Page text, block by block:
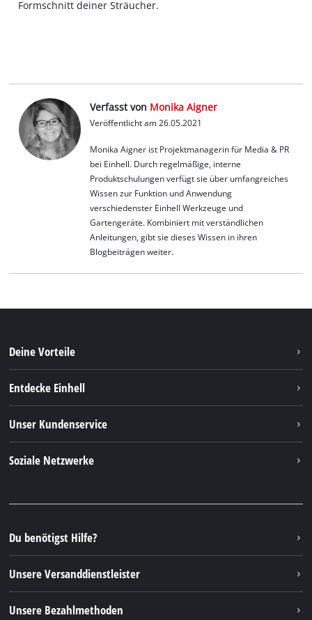
Formschnitt deiner Sträucher.
Verfasst von Monika Aigner
Veröffentlicht am 26.05.2021
Monika Aigner ist Projektmanagerin für Media & PR
bei Einhell. Durch regelmäßige, interne
Produktschulungen verfügt sie über umfangreiches
Wissen zur Funktion und Anwendung
verschiedenster Einhell Werkzeuge und
Gartengeräte. Kombiniert mit verständlichen
Anleitungen, gibt sie dieses Wissen in ihren
Blogbeiträgen weiter.
Deine Vorteile
Entdecke Einhell
Nachhaltigkeit
Unser Kundenservice
FAQs
Rücksendungen / Widerruf
Verpackungsrichtlinien
Hinweise zur Batterieentsorgung
Soziale Netzwerke
Instagram
TikTok
Pinterest
Linkedin
Du benötigst Hilfe?
Unsere Versanddienstleister
Unsere Bezahlmethoden